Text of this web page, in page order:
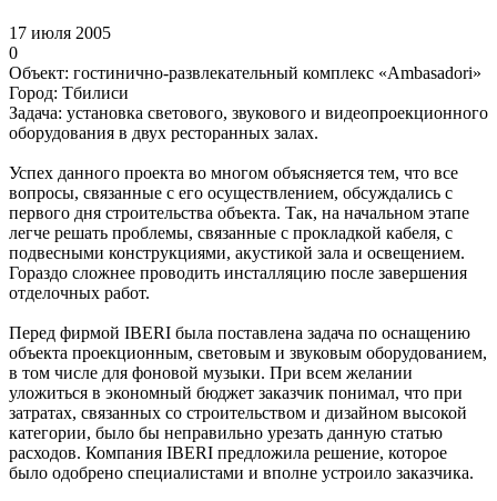
17 июля 2005
0
Объект: гостинично-развлекательный комплекс «Ambasadori»
Город: Тбилиси
Задача: установка светового, звукового и видеопроекционного
оборудования в двух ресторанных залах.
Успех данного проекта во многом объясняется тем, что все
вопросы, связанные с его осуществлением, обсуждались с
первого дня строительства объекта. Так, на начальном эта­пе
легче решать проблемы, свя­занные с прокладкой кабеля, с
подвесными конструкциями, акустикой зала и освещением.
Гораздо сложнее проводить ин­сталляцию после завершения
отделочных работ.
Перед фирмой IBERI была поставлена задача по оснаще­нию
объекта проекционным, световым и звуковым оборудо­ванием,
в том числе для фоно­вой музыки. При всем желании
уложиться в экономный бюд­жет заказчик понимал, что при
затратах, связанных со строительством и дизайном высокой
категории, было бы неправильно урезать данную статью
расходов. Компания IBERI предложила решение, которое
было одобрено специа­листами и вполне устроило за­казчика.